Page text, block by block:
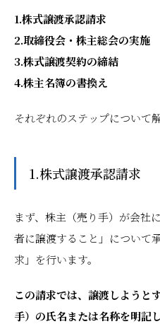
1.株式譲渡承認請求
2.取締役会・株主総会の実施
3.株式譲渡契約の締結
4.株主名簿の書換え
それぞれのステップについて
1.株式譲渡承認請求
まず、株主（売り手）が会社
者に譲渡すること」について
求」を行います。
この請求では、譲渡しようと
手）の氏名または名称を明記